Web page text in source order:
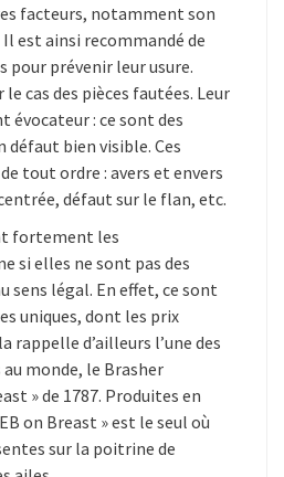
facteurs, notamment son
est ainsi recommandé de
pour prévenir leur usure.
cas des pièces fautées. Leur
évocateur : ce sont des
bien visible. Ces
tout ordre : avers et envers
défaut sur le flan, etc.
fortement les
si elles ne sont pas des
sens légal. En effet, ce sont
uniques, dont les prix
rappelle d’ailleurs l’une des
monde, le Brasher
» de 1787. Produites en
on Breast » est le seul où
sur la poitrine de